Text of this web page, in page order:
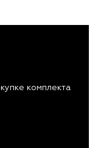
комплекта